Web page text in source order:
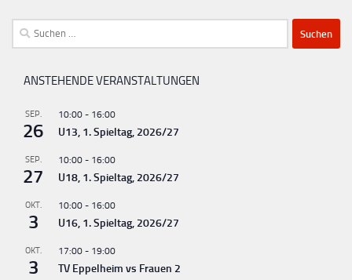
Suchen
nach:
ANSTEHENDE VERANSTALTUNGEN
SEP.
26
10:00 - 16:00
U13, 1. Spieltag, 2026/27
SEP.
27
10:00 - 16:00
U18, 1. Spieltag, 2026/27
OKT.
3
10:00 - 16:00
U16, 1. Spieltag, 2026/27
OKT.
3
17:00 - 19:00
TV Eppelheim vs Frauen 2